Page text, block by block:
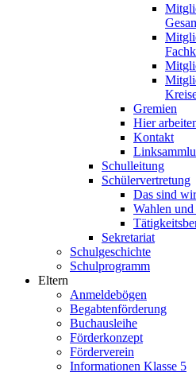
Gremien
Hier
Kontakt
Schulleitung
Schülervertretung
Das sind wir
Wahlen
Sekretariat
Schulgeschichte
Schulprogramm
Eltern
Anmeldebögen
Begabtenförderung
Buchausleihe
Förderkonzept
Förderverein
Informationen Klasse 5